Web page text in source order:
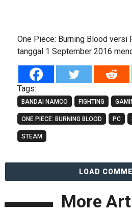
One Piece: Burning Blood versi
tanggal 1 September 2016
Tags:
BANDAI NAMCO FIGHTING
ONE PIECE: BURNING BLOOD PC
STEAM
LOAD
More